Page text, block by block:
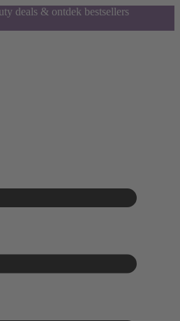
deals & ontdek bestsellers